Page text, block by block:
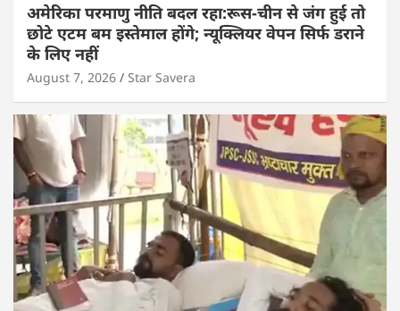
अमेरिका परमाणु नीति बदल रहा:रूस-चीन से जंग हुई तो
छोटे एटम बम इस्तेमाल होंगे; न्यूक्लियर वेपन सिर्फ डराने
के लिए नहीं
August 7, 2026 Star Savera